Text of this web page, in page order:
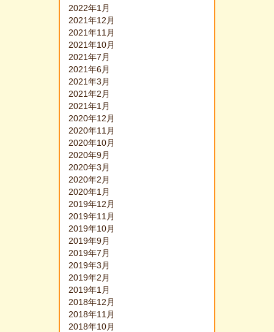
2022年1月
2021年12月
2021年11月
2021年10月
2021年7月
2021年6月
2021年3月
2021年2月
2021年1月
2020年12月
2020年11月
2020年10月
2020年9月
2020年3月
2020年2月
2020年1月
2019年12月
2019年11月
2019年10月
2019年9月
2019年7月
2019年3月
2019年2月
2019年1月
2018年12月
2018年11月
2018年10月